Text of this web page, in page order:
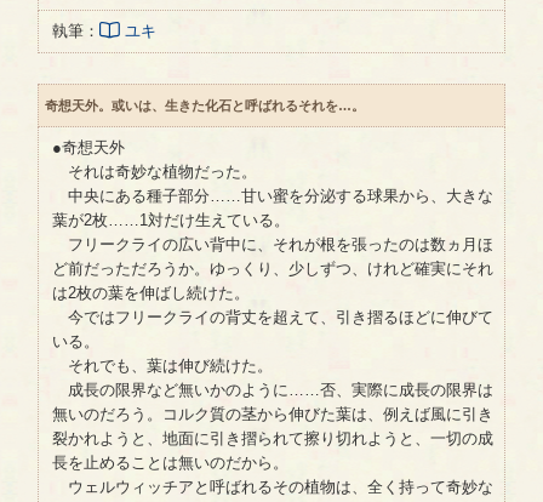
執筆： ユキ
奇想天外。或いは、生きた化石と呼ばれるそれを…。
●奇想天外
それは奇妙な植物だった。
中央にある種子部分……甘い蜜を分泌する球果から、大きな
葉が2枚……1対だけ生えている。
フリークライの広い背中に、それが根を張ったのは数ヵ月ほ
ど前だっただろうか。ゆっくり、少しずつ、けれど確実にそれ
は2枚の葉を伸ばし続けた。
今ではフリークライの背丈を超えて、引き摺るほどに伸びて
いる。
それでも、葉は伸び続けた。
成長の限界など無いかのように……否、実際に成長の限界は
無いのだろう。コルク質の茎から伸びた葉は、例えば風に引き
裂かれようと、地面に引き摺られて擦り切れようと、一切の成
長を止めることは無いのだから。
ウェルウィッチアと呼ばれるその植物は、全く持って奇妙な